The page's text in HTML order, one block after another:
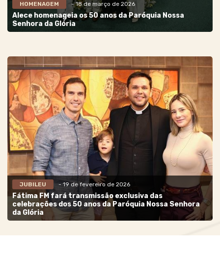
HOMENAGEM - 18 de março de 2026
Alece homenageia os 50 anos da Paróquia Nossa
Senhora da Glória
JUBILEU - 19 de fevereiro de 2026
Fátima FM fará transmissão exclusiva das
celebrações dos 50 anos da Paróquia Nossa Senhora
da Glória